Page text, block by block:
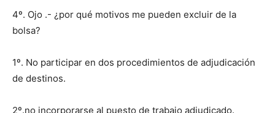
4º. Ojo .- ¿por qué motivos me pueden excluir de la
bolsa?
1º. No participar en dos procedimientos de adjudicación
de destinos.
2º.no incorporarse al puesto de trabajo adjudicado.